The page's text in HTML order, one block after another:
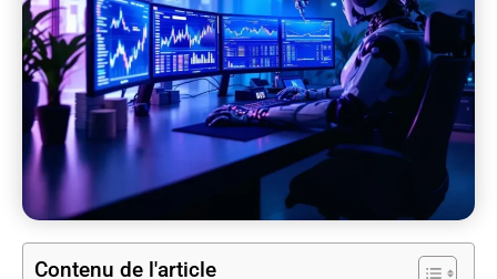
Contenu de l'article